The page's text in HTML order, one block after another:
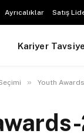
Ayrıcalıklar Satış
Kariyer
» Youth